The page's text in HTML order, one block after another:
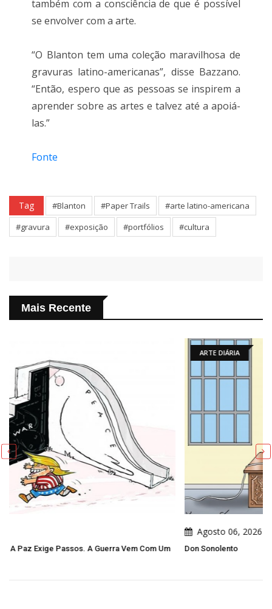
também com a consciência de que é possível
se envolver com a arte.
“O Blanton tem uma coleção maravilhosa de
gravuras latino-americanas”, disse Bazzano.
“Então, espero que as pessoas se inspirem a
aprender sobre as artes e talvez até a apoiá-
las.”
Fonte
Tag #Blanton #Paper Trails
#arte latino-americana
#gravura
#exposição #portfólios #cultura
Mais Recente
Um Don Sonolento